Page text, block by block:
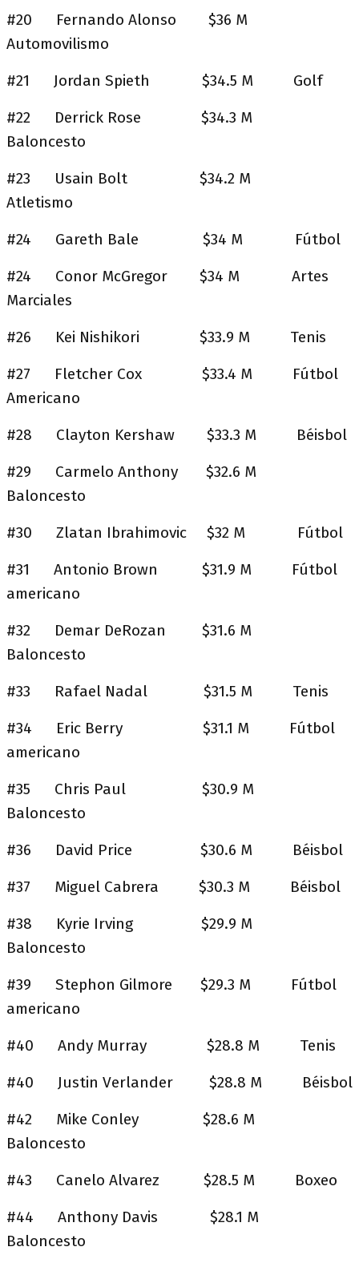
#20 Fernando Alonso $36 M
Automovilismo
#21 Jordan Spieth $34.5 M Golf
#22 Derrick Rose $34.3 M
Baloncesto
#23 Usain Bolt $34.2 M
Atletismo
#24 Gareth Bale $34 M Fútbol
#24 Conor McGregor $34 M Artes
Marciales
#26 Kei Nishikori $33.9 M Tenis
#27 Fletcher Cox $33.4 M Fútbol
Americano
#28 Clayton Kershaw $33.3 M Béisbol
#29 Carmelo Anthony $32.6 M
Baloncesto
#30 Zlatan Ibrahimovic $32 M Fútbol
#31 Antonio Brown $31.9 M Fútbol
americano
#32 Demar DeRozan $31.6 M
Baloncesto
#33 Rafael Nadal $31.5 M Tenis
#34 Eric Berry $31.1 M Fútbol
americano
#35 Chris Paul $30.9 M
Baloncesto
#36 David Price $30.6 M Béisbol
#37 Miguel Cabrera $30.3 M Béisbol
#38 Kyrie Irving $29.9 M
Baloncesto
#39 Stephon Gilmore $29.3 M Fútbol
americano
#40 Andy Murray $28.8 M Tenis
#40 Justin Verlander $28.8 M Béisbol
#42 Mike Conley $28.6 M
Baloncesto
#43 Canelo Alvarez $28.5 M Boxeo
#44 Anthony Davis $28.1 M
Baloncesto